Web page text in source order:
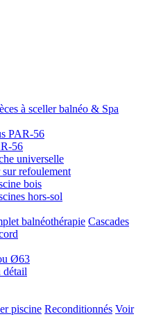
à sceller balnéo & Spa
PAR-56
56
universelle
refoulement
bois
hors-sol
balnéothérapie Cascades
Ø63
détail
piscine Reconditionnés Voir